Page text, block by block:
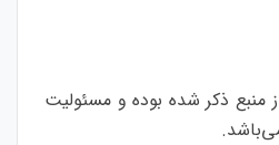
منبع ذکر شده بوده و مسئولیت